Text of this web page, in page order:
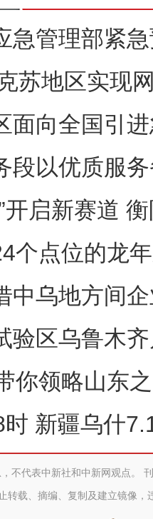
急管理部紧
苏地区实现
面向全国引
段以优质服
开启新赛道
个点位的龙
中乌地方间
验区乌鲁木
你领略山东
新疆乌什
不代表中新社和中新网观点。
转载、摘编、复制及建立镜像，